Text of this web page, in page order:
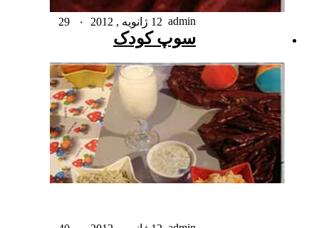
admin 12 ژانویه , 2012 ۰
سوپ کودک